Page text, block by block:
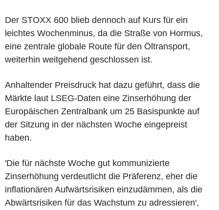
Der STOXX 600 blieb dennoch auf Kurs für ein
leichtes Wochenminus, da die Straße von Hormus,
eine zentrale globale Route für den Öltransport,
weiterhin weitgehend geschlossen ist.
Anhaltender Preisdruck hat dazu geführt, dass die
Märkte laut LSEG-Daten eine Zinserhöhung der
Europäischen Zentralbank um 25 Basispunkte auf
der Sitzung in der nächsten Woche eingepreist
haben.
'Die für nächste Woche gut kommunizierte
Zinserhöhung verdeutlicht die Präferenz, eher die
inflationären Aufwärtsrisiken einzudämmen, als die
Abwärtsrisiken für das Wachstum zu adressieren',